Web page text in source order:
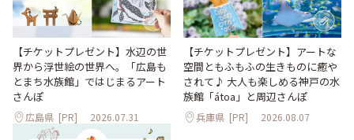
【チケットプレゼント】水辺の世
界から浮世絵の世界へ。「広島も
とまち水族館」ではじまるアート
さんぽ
広島県 [PR] 2026.07.31
【チケットプレゼント】アートな
空間ともふもふの生きものに癒や
されて♪ 大人も楽しめる神戸の水
族館「átoa」と周辺さんぽ
兵庫県 [PR] 2026.08.07